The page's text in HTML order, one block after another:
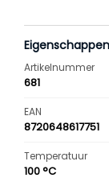
Eigenschappen
Artikelnummer
681
EAN
8720648617751
Temperatuur
100 °C